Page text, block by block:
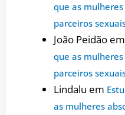
que as
parceiros
João Peidão em
que as
parceiros
Lindalu em
as mulheres